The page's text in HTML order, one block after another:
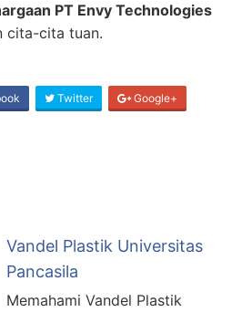
PT Envy Technologies
cita-cita tuan.
Twitter Google+
Vandel Plastik Universitas
Pancasila
Memahami Vandel Plastik